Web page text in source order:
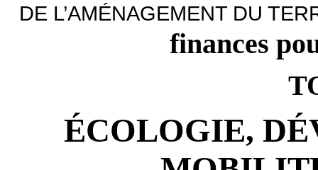
DE L’AMÉNAGEMENT DU
finances
ÉCOLOGIE,